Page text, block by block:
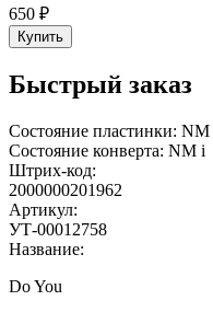
650 ₽
Купить
Быстрый заказ
Состояние пластинки: NM
Состояние конверта: NM i
Штрих-код:
2000000201962
Артикул:
УТ-00012758
Название:
Do You